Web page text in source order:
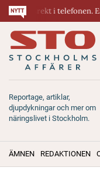
i telefonen. En hel
Reportage, artiklar,
djupdykningar och mer om
näringslivet i Stockholm.
ÄMNEN REDAKTIONEN